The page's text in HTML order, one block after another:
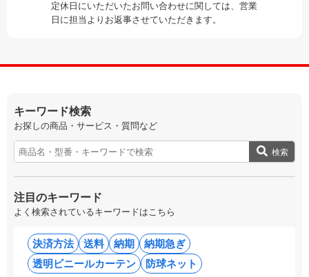
定休日にいただいたお問い合わせに関しては、営業
日に担当よりお返事させていただきます。
キーワード検索
お探しの商品・サービス・質問など
検索
注目のキーワード
よく検索されているキーワードはこちら
決済方法 送料 納期
納期急ぎ
透明ビニールカーテン
防球ネット